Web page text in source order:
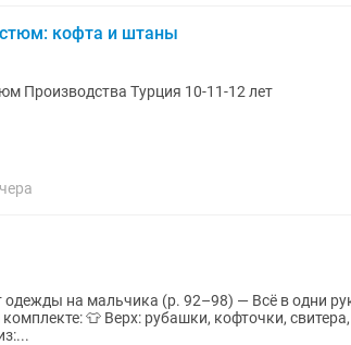
кофта и штаны
Производства Турция 10-11-12 лет
на мальчика (р. 92–98) — Всё в одни
кофты на молнии, флисовый
👖 Низ:...